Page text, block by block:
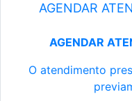
AGENDAR
AGENDAR
O atendimento